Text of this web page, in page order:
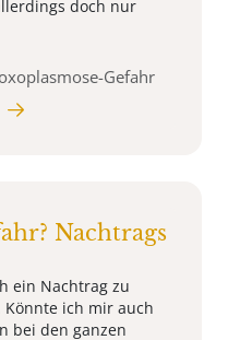
doch nur
Gefahr
Nachtrags
ein Nachtrag zu
Könnte ich mir auch
bei den ganzen